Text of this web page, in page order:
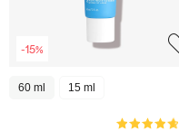
-15%
60 ml 15 ml